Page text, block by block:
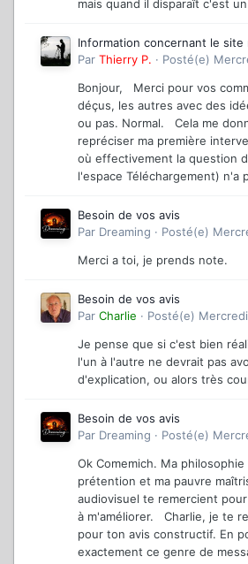
mais quand il disparaît c'est
Information concernant le site
Par Thierry P. · Posté(e)
Bonjour, Merci pour vos
déçus, les autres avec des
ou pas. Normal. Cela me
repréciser ma première
où effectivement la question
l'espace Téléchargement) n'a
Besoin de vos avis
Par Dreaming · Posté(e)
Merci a toi, je prends note.
Besoin de vos avis
Par Charlie · Posté(e)
Je pense que si c'est bien
l'un à l'autre ne devrait pas
d'explication, ou alors très
Besoin de vos avis
Par Dreaming · Posté(e)
Ok Comemich. Ma
prétention et ma pauvre
audiovisuel te remercient
à m'améliorer. Charlie, je te
pour ton avis constructif. En
exactement ce genre de